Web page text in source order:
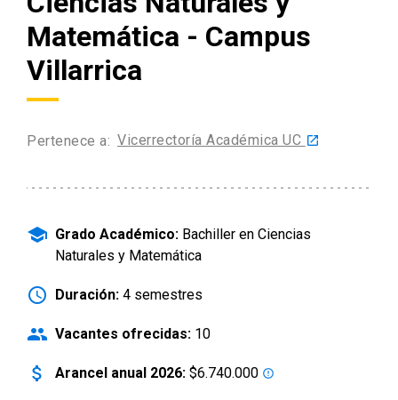
Información para
Admisión Postgrado
Matemática - Campus
Villarrica
Pertenece a: Vicerrectoría Académica UC launch
school Grado Académico: Bachiller en Ciencias
Naturales y Matemática
schedule Duración: 4 semestres
people Vacantes ofrecidas: 10
attach_money Arancel anual 2026: $6.740.000 error_outline